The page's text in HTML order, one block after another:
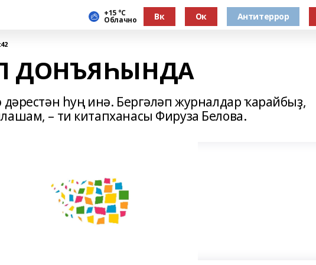
+15 °С
Облачно Вк Ок Антитеррор
ДОНЪЯҺЫНДА
дәрестән һуң инә. Бергәләп журналдар ҡарайбыҙ,
– ти китапханасы Фируза Белова.